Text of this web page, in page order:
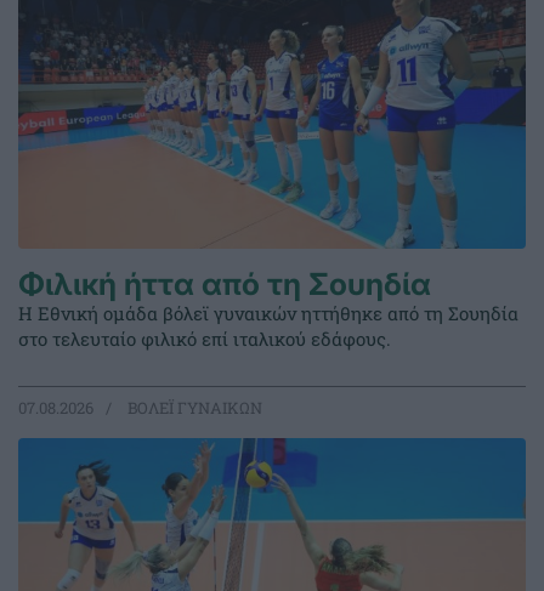
Φιλική ήττα από τη Σουηδία
Η Εθνική ομάδα βόλεϊ γυναικών ηττήθηκε από τη Σουηδία
στο τελευταίο φιλικό επί ιταλικού εδάφους.
07.08.2026 ΒΟΛΕΪ ΓΥΝΑΙΚΩΝ